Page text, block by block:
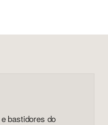
bastidores do